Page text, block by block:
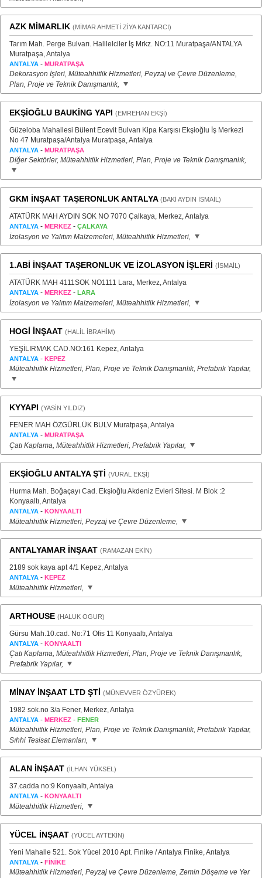
AZK MİMARLIK (MİMAR AHMETİ ZİYA KANTARCI)
Tarım Mah. Perge Bulvarı. Halilelciler İş Mrkz. NO:11 Muratpaşa/ANTALYA
Muratpaşa, Antalya
ANTALYA - MURATPAŞA
Dekorasyon İşleri, Müteahhitlik Hizmetleri, Peyzaj ve Çevre Düzenleme,
Plan, Proje ve Teknik Danışmanlık,
EKŞİOĞLU BAUKİNG YAPI (EMREHAN EKŞİ)
Güzeloba Mahallesi Bülent Ecevit Bulvarı Kipa Karşısı Ekşioğlu İş Merkezi
No 47 Muratpaşa/Antalya Muratpaşa, Antalya
ANTALYA - MURATPAŞA
Diğer Sektörler, Müteahhitlik Hizmetleri, Plan, Proje ve Teknik Danışmanlık,
GKM İNŞAAT TAŞERONLUK ANTALYA (BAKİ AYDIN İSMAİL)
ATATÜRK MAH AYDIN SOK NO 7070 Çalkaya, Merkez, Antalya
ANTALYA - MERKEZ - ÇALKAYA
İzolasyon ve Yalıtım Malzemeleri, Müteahhitlik Hizmetleri,
1.ABİ İNŞAAT TAŞERONLUK VE İZOLASYON İŞLERİ (İSMAİL)
ATATÜRK MAH 4111SOK NO1111 Lara, Merkez, Antalya
ANTALYA - MERKEZ - LARA
İzolasyon ve Yalıtım Malzemeleri, Müteahhitlik Hizmetleri,
HOGİ İNŞAAT (HALİL İBRAHİM)
YEŞİLIRMAK CAD.NO:161 Kepez, Antalya
ANTALYA - KEPEZ
Müteahhitlik Hizmetleri, Plan, Proje ve Teknik Danışmanlık, Prefabrik Yapılar,
KYYAPI (YASİN YILDIZ)
FENER MAH ÖZGÜRLÜK BULV Muratpaşa, Antalya
ANTALYA - MURATPAŞA
Çatı Kaplama, Müteahhitlik Hizmetleri, Prefabrik Yapılar,
EKŞİOĞLU ANTALYA ŞTİ (VURAL EKŞİ)
Hurma Mah. Boğaçayı Cad. Ekşioğlu Akdeniz Evleri Sitesi. M Blok :2
Konyaaltı, Antalya
ANTALYA - KONYAALTI
Müteahhitlik Hizmetleri, Peyzaj ve Çevre Düzenleme,
ANTALYAMAR İNŞAAT (RAMAZAN EKİN)
2189 sok kaya apt 4/1 Kepez, Antalya
ANTALYA - KEPEZ
Müteahhitlik Hizmetleri,
ARTHOUSE (HALUK OGUR)
Gürsu Mah.10.cad. No:71 Ofis 11 Konyaaltı, Antalya
ANTALYA - KONYAALTI
Çatı Kaplama, Müteahhitlik Hizmetleri, Plan, Proje ve Teknik Danışmanlık,
Prefabrik Yapılar,
MİNAY İNŞAAT LTD ŞTİ (MÜNEVVER ÖZYÜREK)
1982 sok.no 3/a Fener, Merkez, Antalya
ANTALYA - MERKEZ - FENER
Müteahhitlik Hizmetleri, Plan, Proje ve Teknik Danışmanlık, Prefabrik Yapılar,
Sıhhi Tesisat Elemanları,
ALAN İNŞAAT (İLHAN YÜKSEL)
37.cadda no:9 Konyaaltı, Antalya
ANTALYA - KONYAALTI
Müteahhitlik Hizmetleri,
YÜCEL İNŞAAT (YÜCEL AYTEKİN)
Yeni Mahalle 521. Sok Yücel 2010 Apt. Finike / Antalya Finike, Antalya
ANTALYA - FİNİKE
Müteahhitlik Hizmetleri, Peyzaj ve Çevre Düzenleme, Zemin Döşeme ve Yer